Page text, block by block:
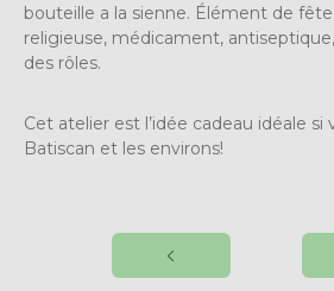
bouteille a la sienne. Élément de
religieuse, médicament,
des rôles.
Cet atelier est l’idée cadeau idéale si
Batiscan et les environs!